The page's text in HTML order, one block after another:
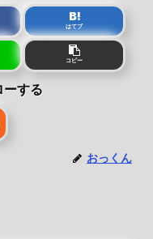
はてブ
コピー
ーする
おっくん